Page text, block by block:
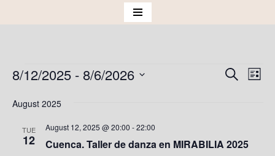
Events
Views
Search
List
8/12/2025 - 8/6/2026
date.
August 2025
TUE
12 Cuenca. Taller de danza en MIRABILIA 2025
August 12, 2025 @ 20:00 -22:00